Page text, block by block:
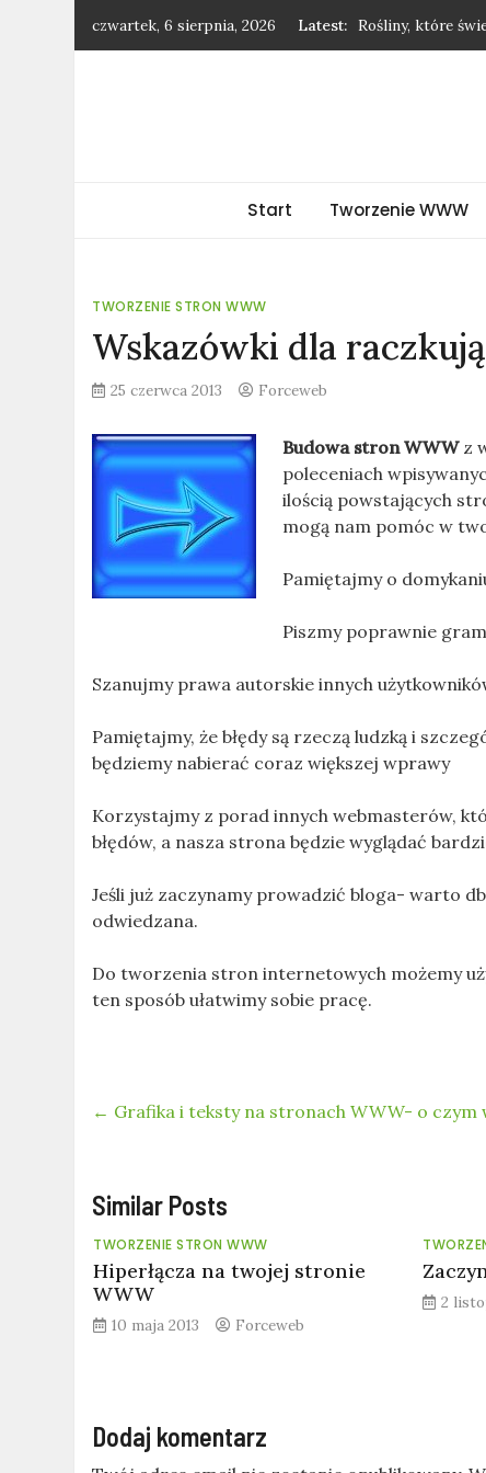
czwartek, 6 sierpnia, 2026 Latest: Rośliny, które
Dodatki, które
Jak stylowo
Dlaczego warto
forceweb.pl
Start Tworzenie WWW
TWORZENIE STRON WWW
Wskazówki dla
25 czerwca 2013 Forceweb
Budowa stron WWWz
poleceniach
ilością powstających
mogą nam pomóc w
Pamiętajmy o
Piszmy poprawnie
Szanujmy prawa autorskie innych
Pamiętajmy, że błędy są rzeczą ludzką i
będziemy nabierać coraz większej wprawy
Korzystajmy z porad innych webmasterów,
błędów, a nasza strona będzie wyglądać
Jeśli już zaczynamy prowadzić bloga- warto
odwiedzana.
Do tworzenia stron internetowych możemy
ten sposób ułatwimy sobie pracę.
← Grafika i teksty na stronach WWW- o czym
Similar Posts
TWORZENIE STRON WWW
Hiperłącza na twojej stronie
WWW
10 maja 2013 Forceweb
2
Dodaj komentarz